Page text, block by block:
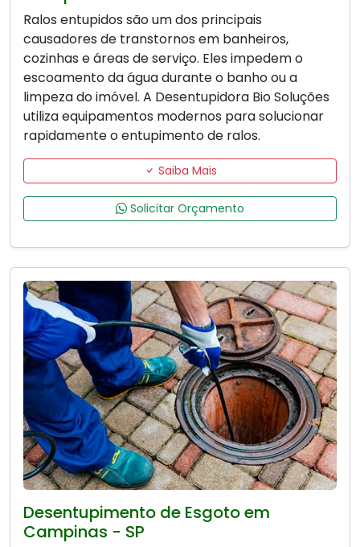
Ralos entupidos são um dos principais
causadores de transtornos em banheiros,
cozinhas e áreas de serviço. Eles impedem o
escoamento da água durante o banho ou a
limpeza do imóvel. A Desentupidora Bio Soluções
utiliza equipamentos modernos para solucionar
rapidamente o entupimento de ralos.
Saiba Mais
Solicitar Orçamento
Desentupimento de Esgoto em
Campinas - SP